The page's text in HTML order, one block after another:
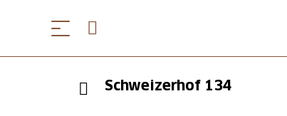
Schweizerhof 134